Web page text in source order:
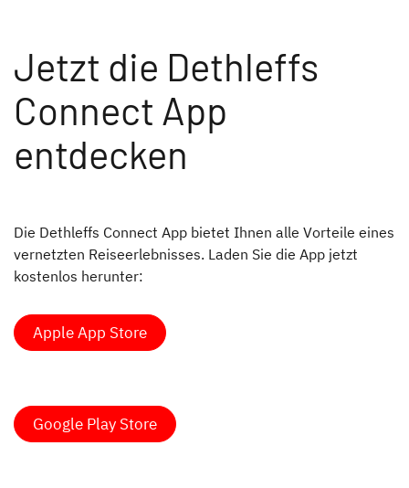
Jetzt die Dethleffs
Connect App
entdecken
Die Dethleffs Connect App bietet Ihnen alle Vorteile eines
vernetzten Reiseerlebnisses. Laden Sie die App jetzt
kostenlos herunter:
Apple App Store
Google Play Store